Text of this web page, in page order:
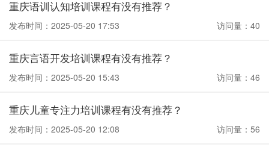
重庆语训认知培训课程有没有推荐？
发布时间：2025-05-20 17:53 访问量：40
重庆言语开发培训课程有没有推荐？
发布时间：2025-05-20 15:43 访问量：46
重庆儿童专注力培训课程有没有推荐？
发布时间：2025-05-20 12:08 访问量：56